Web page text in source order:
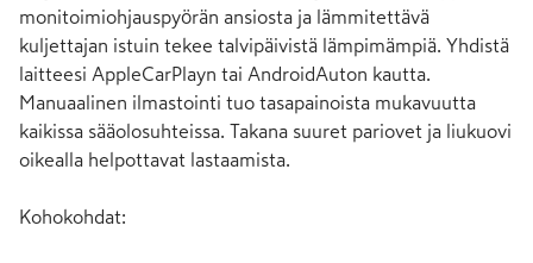
monitoimiohjauspyörän ansiosta ja lämmitettävä
kuljettajan istuin tekee talvipäivistä lämpimämpiä. Yhdistä
laitteesi AppleCarPlayn tai AndroidAuton kautta.
Manuaalinen ilmastointi tuo tasapainoista mukavuutta
kaikissa sääolosuhteissa. Takana suuret pariovet ja liukuovi
oikealla helpottavat lastaamista.
Kohokohdat: